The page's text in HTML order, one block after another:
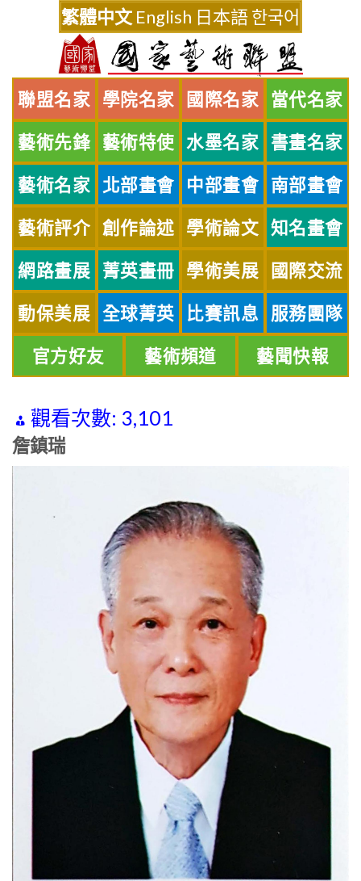
繁體中文 English 日本語한국어
聯盟名家 學院名家 國際名家 當代名家
藝術先鋒 藝術特使 水墨名家 書畫名家
藝術名家 北部畫會 中部畫會 南部畫會
藝術評介 創作論述 學術論文 知名畫會
網路畫展 菁英畫冊 學術美展 國際交流
動保美展 全球菁英 比賽訊息 服務團隊
官方好友 藝術頻道 藝聞快報
觀看次數: 3,101
詹鎮瑞